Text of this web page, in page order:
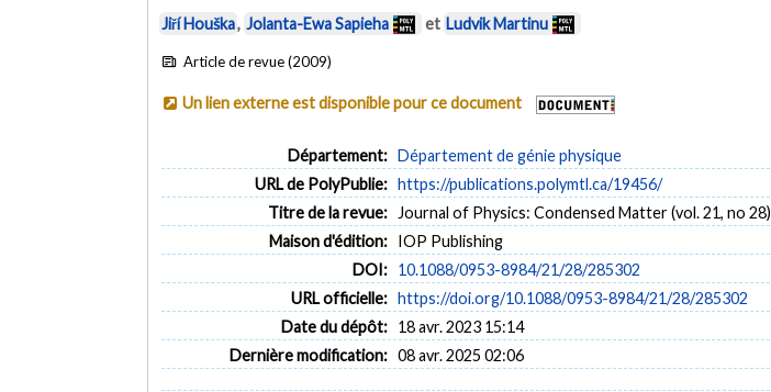
Jiří Houška, Jolanta-Ewa Sapieha et Ludvik Martinu
Article de revue (2009)
Un lien externe est disponible pour ce document
Département: Département de génie physique
URL de PolyPublie: https://publications.polymtl.ca/19456/
Titre de la revue:
Journal of Physics: Condensed Matter (vol. 21, no 28)
Maison d'édition: IOP Publishing
DOI: 10.1088/0953-8984/21/28/285302
URL officielle: https://doi.org/10.1088/0953-8984/21/28/285302
Date du dépôt: 18 avr. 2023 15:14
Dernière modification: 08 avr. 2025 02:06